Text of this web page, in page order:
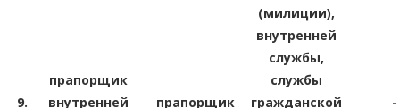
9.
прапорщик
внутренней
прапорщик
(милиции),
внутренней
службы,
службы
гражданской
-